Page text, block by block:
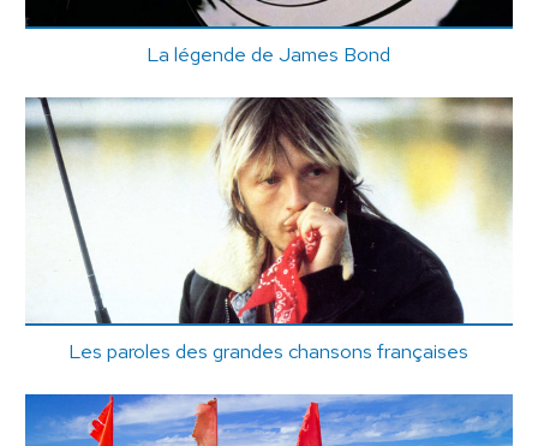
La légende de James Bond
Les paroles des grandes chansons françaises